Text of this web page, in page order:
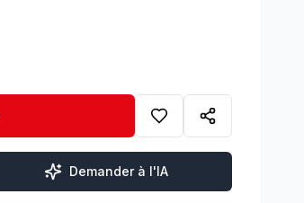
Demander à l'IA